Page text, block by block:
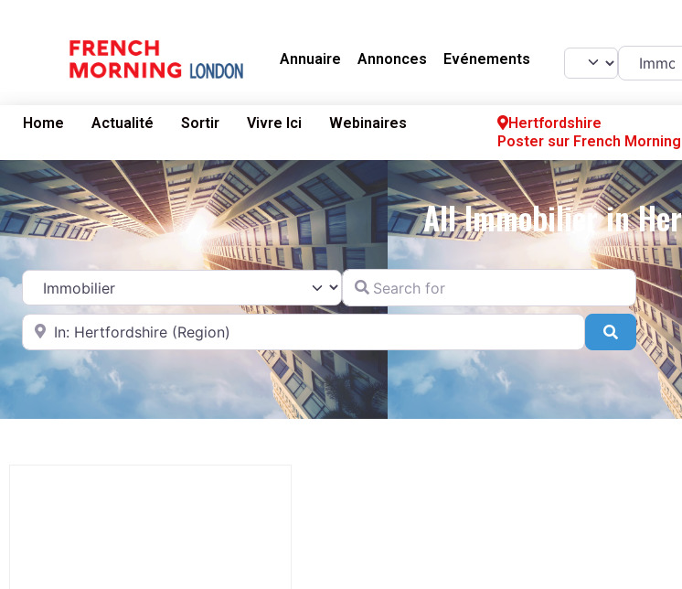
Annuaire Annonces Evénements Select search
Home Actualité Sortir Vivre Ici Webinaires
Hertfordshire
Poster sur French Morning
All Immobilier in
Catégorie Search for
Near
Search